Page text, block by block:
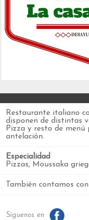
Restaurante italiano
disponen de distintas
Pizza y resto de
antelación.
Especialidad
Pizzas, Moussaka
También contamos
Síguenos en